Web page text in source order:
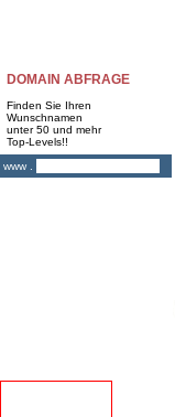
DOMAIN ABFRAGE
Finden Sie Ihren
Wunschnamen
unter 50 und mehr
Top-Levels!!
www .